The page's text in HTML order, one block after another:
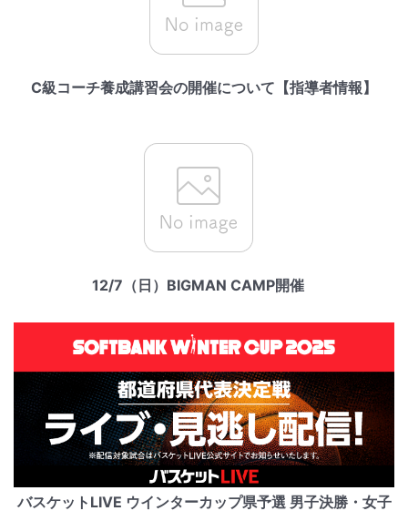
C級コーチ養成講習会の開催について【指導者情報】
12/7（日）BIGMAN CAMP開催
バスケットLIVE ウインターカップ県予選 男子決勝・女子